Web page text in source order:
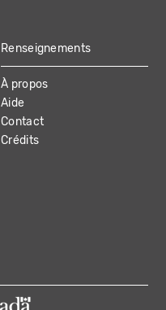
Renseignements
À propos
Aide
Contact
Crédits